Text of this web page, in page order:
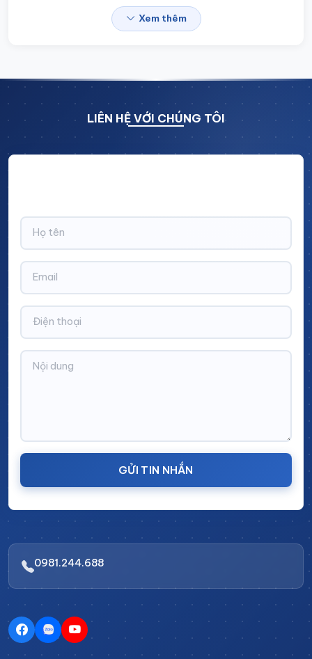
Xe đẩy dụng cụ có cánh
Thông tin sản phẩm:
Đơn vị sản xuất:
Cấu trúc:Khung xe Inox + 1 khoang tủ với 2 kệ
Bánh xe:
Có kích thước và độ dày lớn, chịu tải
trọng cao di chuyển linh hoạt trên mọi bề mặt
Ngăn kéo có khóa chắc chắn bảo vệ vật dụng
Ưu điểm sản phẩm xe đẩy dụng cụ
có cánh của Cinvico
Xem thêm
LIÊN HỆ VỚI CHÚNG TÔI
GỬI TIN NHẮN
0981.244.688